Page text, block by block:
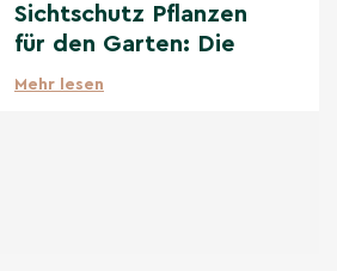
Sichtschutz Pflanzen
für den Garten: Die
beste Auswahl
Mehr lesen